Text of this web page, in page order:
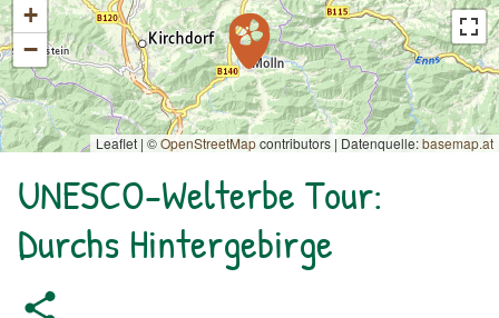
+
−
Leaflet | ©OpenStreetMapcontributors | Datenquelle:basemap.at
UNESCO-Welterbe Tour:
Durchs Hintergebirge